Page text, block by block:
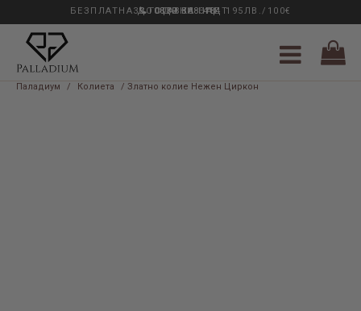
33 ГОДИНИ ОПИТ
БЕЗПЛАТНА ДОСТАВКА НАД 195ЛВ./100€
0889 888 484
Паладиум / Колиета / Златно колие Нежен Циркон